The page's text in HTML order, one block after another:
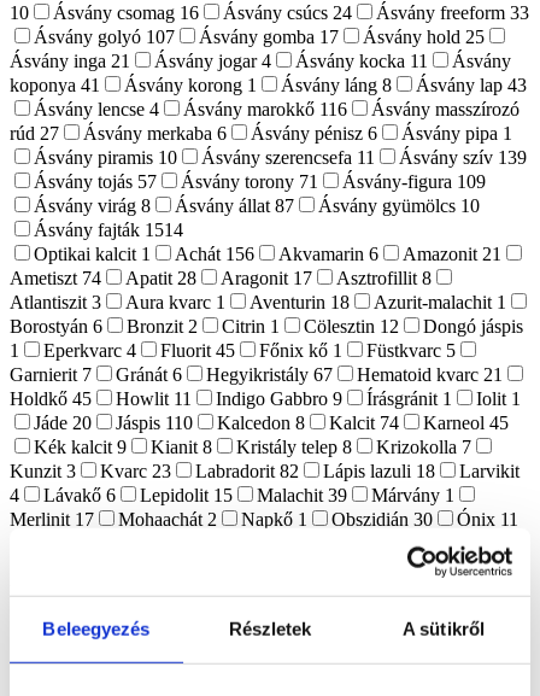
Beleegyezés Részletek A sütikről
10
Ásvány csomag 16 Ásvány csúcs 24 Ásvány freeform 33
Ásvány golyó 107 Ásvány gomba 17 Ásvány hold 25
Ásvány inga 21 Ásvány jogar4 Ásvány kocka 11
Ásvány
koponya 41 Ásvány korong 1 Ásvány láng 8 Ásvány lap 43
Ásvány lencse 4 Ásvány marokkő 116
Ásvány masszírozó
rúd 27 Ásvány merkaba 6 Ásvány pénisz 6 Ásvány pipa 1
Ásvány piramis 10 Ásvány szerencsefa 11 Ásvány szív 139
Ásvány tojás 57 Ásvány torony 71 Ásvány-figura 109
Ásvány virág 8 Ásvány állat 87 Ásvány gyümölcs 10
Ásvány fajták 1514
Optikai kalcit 1 Achát 156 Akvamarin 6 Amazonit 21
Ametiszt 74 Apatit 28 Aragonit 17 Asztrofillit 8
Atlantiszit 3 Aura kvarc 1 Aventurin 18 Azurit-malachit 1
Borostyán 6 Bronzit 2 Citrin 1 Cölesztin 12
Dongó jáspis
1
Eperkvarc 4 Fluorit 45 Főnix kő 1 Füstkvarc 5
Garnierit 7 Gránát 6 Hegyikristály 67 Hematoid kvarc 21
Holdkő 45 Howlit 11 Indigo Gabbro 9 Írásgránit 1 Iolit 1
Jáde 20 Jáspis 110 Kalcedon 8 Kalcit 74 Karneol 45
Kék kalcit 9 Kianit 8 Kristály telep 8 Krizokolla 7
Kunzit 3 Kvarc 23 Labradorit 82 Lápis lazuli 18
Larvikit
4
Lávakő 6 Lepidolit 15 Malachit 39 Márvány 1
Merlinit 17 Mohaachát 2 Napkő 1 Obszidián 30 Ónix 11
Realgár 1
Riolit
Rubellit1
Rubin zoizit3 Rutilkvarc4 Shungit17 Szelenit63
Szerpentin Tektit
Tigrisszem23 Turmalin8 Turmalinkvarc Vanadinit
Vulkáni achát1 Yooperlit6 Zöld opál6